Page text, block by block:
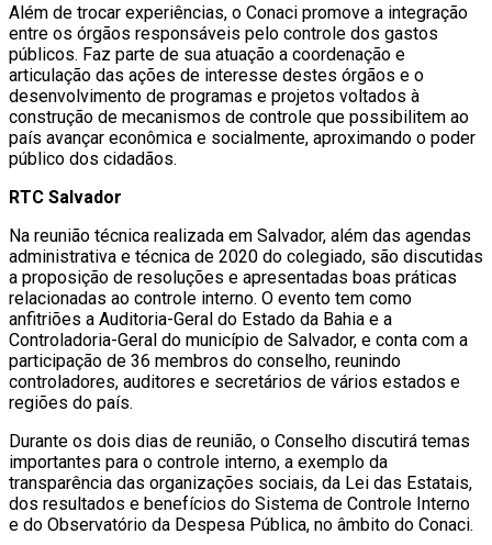
Além de trocar experiências, o Conaci promove a integração
entre os órgãos responsáveis pelo controle dos gastos
públicos. Faz parte de sua atuação a coordenação e
articulação das ações de interesse destes órgãos e o
desenvolvimento de programas e projetos voltados à
construção de mecanismos de controle que possibilitem ao
país avançar econômica e socialmente, aproximando o poder
público dos cidadãos.
RTC Salvador
Na reunião técnica realizada em Salvador, além das agendas
administrativa e técnica de 2020 do colegiado, são discutidas
a proposição de resoluções e apresentadas boas práticas
relacionadas ao controle interno. O evento tem como
anfitriões a Auditoria-Geral do Estado da Bahia e a
Controladoria-Geral do município de Salvador, e conta com a
participação de 36 membros do conselho, reunindo
controladores, auditores e secretários de vários estados e
regiões do país.
Durante os dois dias de reunião, o Conselho discutirá temas
importantes para o controle interno, a exemplo da
transparência das organizações sociais, da Lei das Estatais,
dos resultados e benefícios do Sistema de Controle Interno
e do Observatório da Despesa Pública, no âmbito do Conaci.